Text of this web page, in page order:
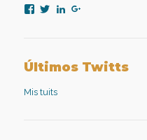
Ver
Facebook
Ver
Twitter
Ver
aplicada
en
Google+
Últimos Twitts
Mis tuits